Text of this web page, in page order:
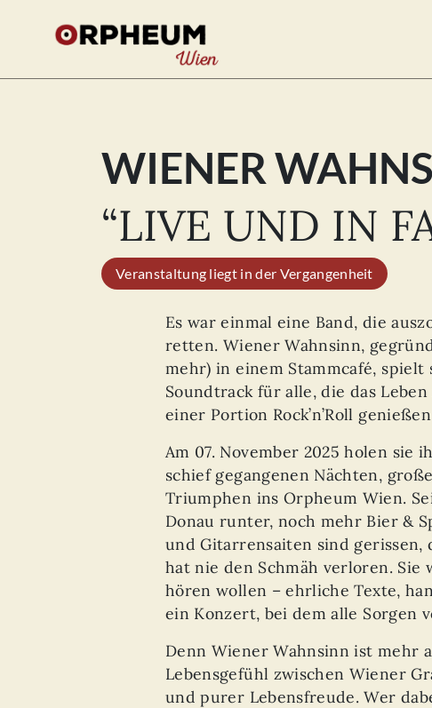
Search
WIENER
“LIVE UND IN
Veranstaltung liegt in der Vergangenheit
Es war einmal eine Band, die
retten. Wiener Wahnsinn,
mehr) in einem Stammcafé, spielt
Soundtrack für alle, die das
einer Portion Rock’n’Roll
Am 07. November 2025 holen sie
schief gegangenen Nächten,
Triumphen ins Orpheum Wien.
Donau runter, noch mehr Bier &
und Gitarrensaiten sind gerissen,
hat nie den Schmäh verloren. Sie
hören wollen – ehrliche Texte,
ein Konzert, bei dem alle Sorgen
Denn Wiener Wahnsinn ist mehr
Lebensgefühl zwischen Wiener
und purer Lebensfreude. Wer